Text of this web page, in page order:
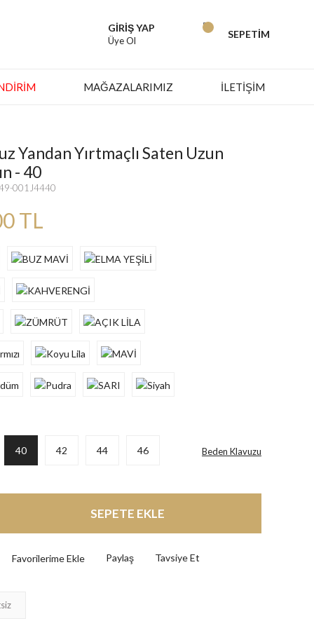
GİRİŞ YAP
Üye Ol
SEPETİM
MAĞAZALARIMIZ İLETİŞİM
Yandan Yırtmaçlı Saten Uzun
- 40
001J4440
TL
40 42 44 46 Beden Klavuzu
SEPETE EKLE
Paylaş Tavsiye Et